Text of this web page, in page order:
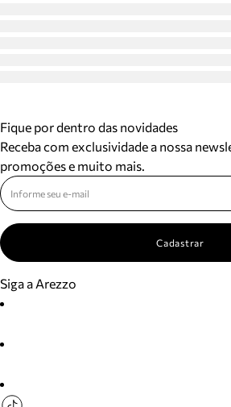
Fique por dentro das novidades
Receba com exclusividade a nossa
promoções e muito mais.
Cadastrar
Siga a Arezzo